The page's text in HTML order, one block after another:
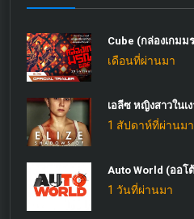
Cube (กล่องเกมม
เดือนที่ผ่านมา
เอลีซ หญิงสาวในเ
1 สัปดาห์ที่ผ่านมา
Auto World (ออโ
1 วันที่ผ่านมา